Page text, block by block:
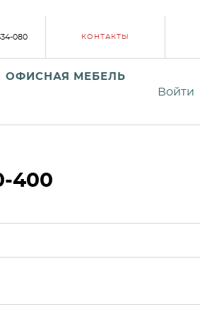
080 КОНТАКТЫ
ОФИСНАЯ МЕБЕЛЬ
Войти
400